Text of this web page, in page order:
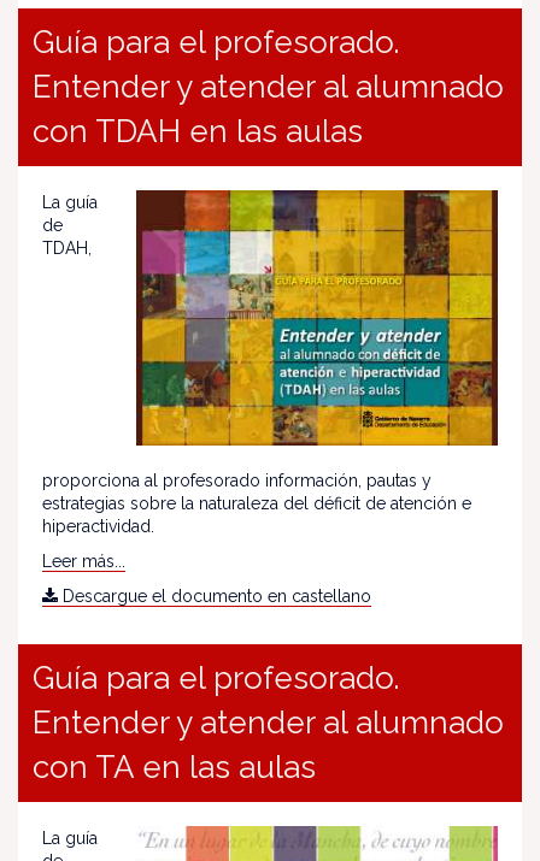
Guía para el profesorado.
Entender y atender al alumnado
con TDAH en las aulas
La guía
de
TDAH,
proporciona al profesorado información, pautas y
estrategias sobre la naturaleza del déficit de atención e
hiperactividad.
Leer más...
Descargue el documento en castellano
Guía para el profesorado.
Entender y atender al alumnado
con TA en las aulas
La guía